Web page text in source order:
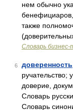
нем обычно
бенефициаров,
также
Словарь
6 доверенность
доверие,
Словарь
Словарь